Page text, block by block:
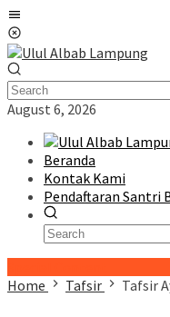
Skip
to
content
August 6, 2026
Beranda
Kontak Kami
Pendaftaran Santri
Home
Tafsir Tafsir